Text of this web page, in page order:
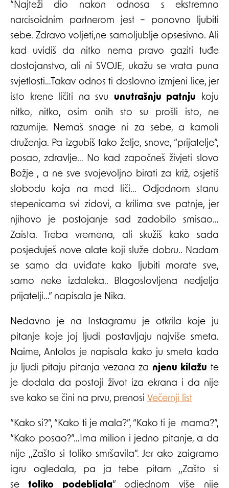
“Najteži dio nakon odnosa s ekstremno
narcisoidnim partnerom jest – ponovno ljubiti
sebe. Zdravo voljeti,ne samoljublje opsesivno. Ali
kad uvidiš da nitko nema pravo gaziti tuđe
dostojanstvo, ali ni SVOJE, ukažu se vrata puna
svjetlosti…Takav odnos ti doslovno izmjeni lice, jer
isto krene ličiti na svu unutrašnju patnju koju
nitko, nitko, osim onih sto su prošli isto, ne
razumije. Nemaš snage ni za sebe, a kamoli
druženja. Pa izgubiš tako želje, snove, “prijatelje”,
posao, zdravlje… No kad započneš živjeti slovo
Božje , a ne sve svojevoljno birati za križ, osjetiš
slobodu koja na med liči… Odjednom stanu
stepenicama svi zidovi, a krilima sve patnje, jer
njihovo je postojanje sad zadobilo smisao…
Zaista. Treba vremena, ali skužiš kako sada
posjeduješ nove alate koji služe dobru.. Nadam
se samo da uviđate kako ljubiti morate sve,
samo neke izdaleka.. Blagoslovljena nedjelja
prijatelji…” napisala je Nika.
Nedavno je na Instagramu je otkrila koje ju
pitanje koje joj ljudi postavljaju najviše smeta.
Naime, Antolos je napisala kako ju smeta kada
ju ljudi pitaju pitanja vezana za njenu kilažu te
je dodala da postoji život iza ekrana i da nije
sve kako se čini na prvu, prenosi Večernji list
“Kako si?”, “Kako ti je mala?”, “Kako ti je mama?”,
“Kako posao?”…Ima milion i jedno pitanje, a da
nije ,,Zašto si toliko smršavila”. Jer ako zaigramo
igru ogledala, pa ja tebe pitam ,,Zašto si
se toliko podebljala” odjednom više nije